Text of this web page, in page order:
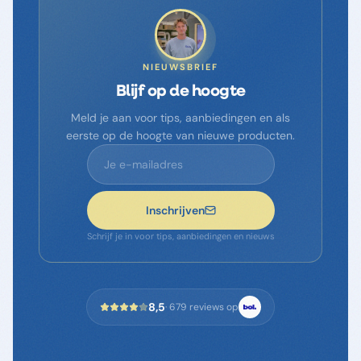
NIEUWSBRIEF
Blijf op de hoogte
Meld je aan voor tips, aanbiedingen en als
eerste op de hoogte van nieuwe producten.
Inschrijven
Schrijf je in voor tips, aanbiedingen en nieuws
8,5·679 reviews op